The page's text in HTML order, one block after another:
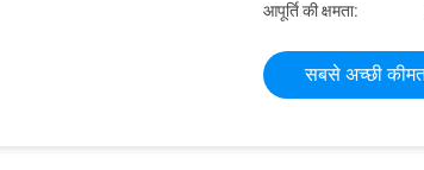
आपूर्ति की क्षमता:
सबसे अच्छी